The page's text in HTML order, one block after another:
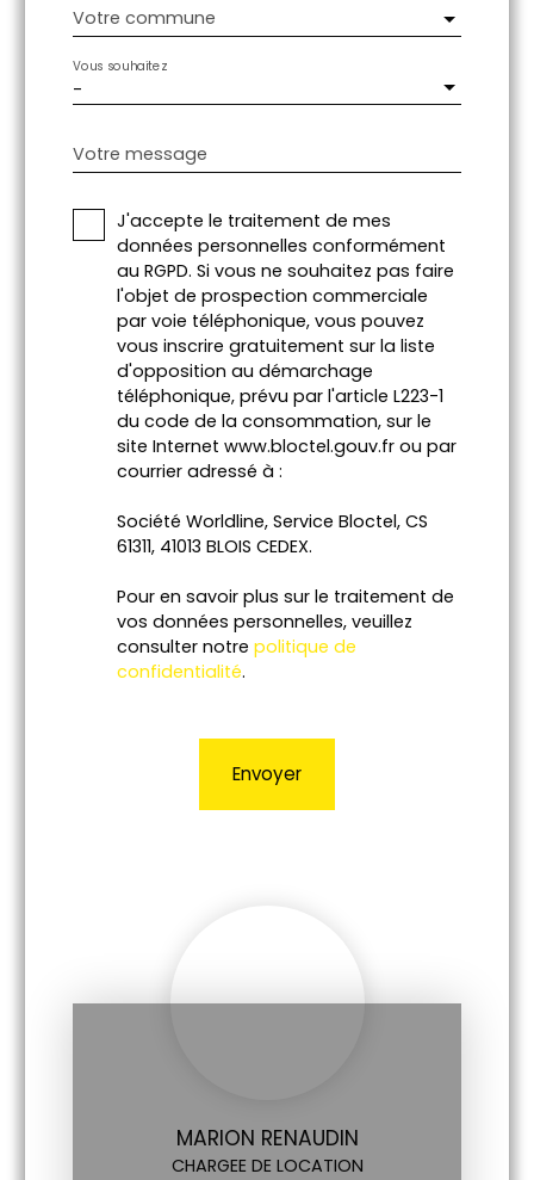
Votre commune
-
Vous souhaitez
Votre message
J'accepte le traitement de mes
données personnelles conformément
au RGPD. Si vous ne souhaitez pas faire
l'objet de prospection commerciale
par voie téléphonique, vous pouvez
vous inscrire gratuitement sur la liste
d'opposition au démarchage
téléphonique, prévu par l'article L223-1
du code de la consommation, sur le
site Internet www.bloctel.gouv.fr ou par
courrier adressé à :
Société Worldline, Service Bloctel, CS
61311, 41013 BLOIS CEDEX.
Pour en savoir plus sur le traitement de
vos données personnelles, veuillez
consulter notre politique de
confidentialité.
Envoyer
MARION RENAUDIN
CHARGEE DE LOCATION